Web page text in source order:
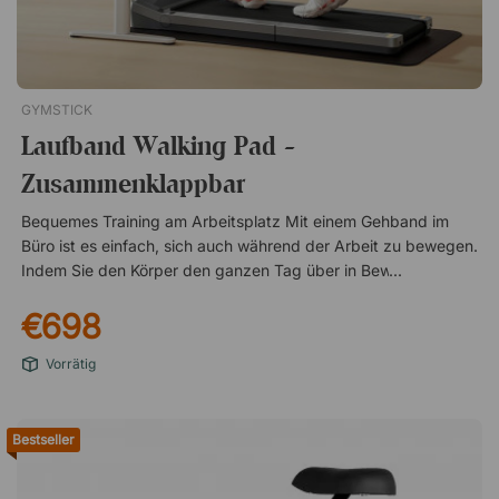
GYMSTICK
Laufband Walking Pad -
Zusammenklappbar
Bequemes Training am Arbeitsplatz Mit einem Gehband im
Büro ist es einfach, sich auch während der Arbeit zu bewegen.
Indem Sie den Körper den ganzen Tag über in Bewegung
Durchblutung, während sich gleichzeitig die Konzentration
verbessert – ganz ohne Unterbrechung der Arbeitsaufgaben.
Spazieren oder laufen – Sie bestimmen das Tempo Walking
energischeres Tempo bevorzugen. Mit einstellbaren
Geschwindigkeiten von 1 bis 6 km/h finden Sie leicht den
passenden Rhythmus für den Moment. Kabellose Steuerung
€698
Vorrätig
Bestseller